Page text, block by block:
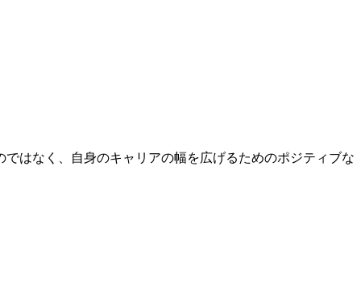
はなく、自身のキャリアの幅を広げるためのポジティブな